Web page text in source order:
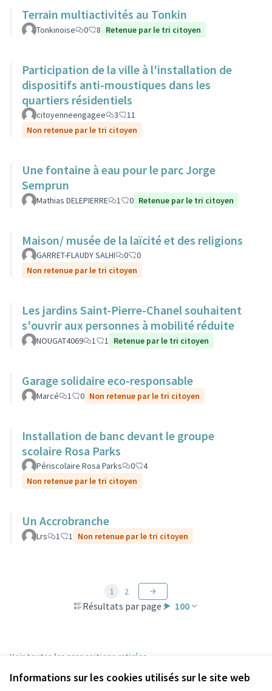
Informations sur les cookies utilisés sur le site web
Terrain multiactivités au Tonkin
Tonkinoise 0 8 Retenue par le tri citoyen
Participation de la ville à l'installation de
dispositifs anti-moustiques dans les
quartiers résidentiels
citoyenneengagee 3
11
Non retenue par le tri citoyen
Une fontaine à eau pour le parc Jorge
Semprun
Mathias DELEPIERRE 1 0 Retenue par le tri citoyen
Maison/ musée de la laïcité et des religions
GARRET-FLAUDY SALHI 0
0
Non retenue par le tri citoyen
Les jardins Saint-Pierre-Chanel souhaitent
s'ouvrir aux personnes à mobilité réduite
NOUGAT4069 1 1 Retenue par le tri citoyen
Garage solidaire eco-responsable
Marcé 1 0 Non retenue par le tri citoyen
Installation de banc devant le groupe
scolaire Rosa Parks
Périscolaire Rosa Parks 0
4
Non retenue par le tri citoyen
Un Accrobranche
Lrs 1 1 Non retenue par le tri citoyen
Résultats par page : 100
1 2
Voir toutes les propositions retirées